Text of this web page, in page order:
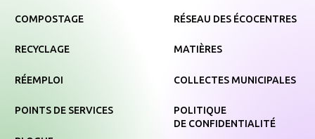
COMPOSTAGE
RECYCLAGE
RÉEMPLOI
POINTS DE SERVICES
RÉSEAU DES ÉCOCENTRES
MATIÈRES
COLLECTES MUNICIPALES
POLITIQUE
DE CONFIDENTIALITÉ